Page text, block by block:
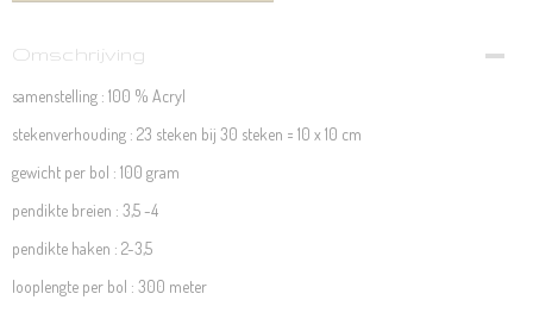
Omschrijving
samenstelling : 100 % Acryl
stekenverhouding : 23 steken bij 30 steken = 10 x 10 cm
gewicht per bol : 100 gram
pendikte breien : 3,5 -4
pendikte haken : 2-3,5
looplengte per bol : 300 meter